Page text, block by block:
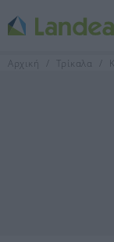
Αρχική Τρίκαλα